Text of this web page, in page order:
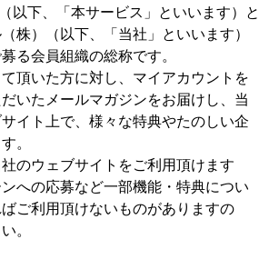
以下、「本サービス」といいます）と
株）（以下、「当社」といいます）
る会員組織の総称です。
頂いた方に対し、マイアカウントを
いたメールマガジンをお届けし、当
イト上で、様々な特典やたのしい企
。
のウェブサイトをご利用頂けます
への応募など一部機能・特典につい
ご利用頂けないものがありますの
。